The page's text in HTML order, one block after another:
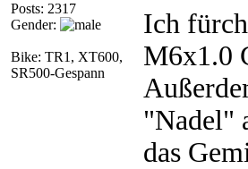
Posts: 2317
Gender:
Bike: TR1, XT600,
SR500-Gespann
Ich
M6x1.0
"Nadel"
das